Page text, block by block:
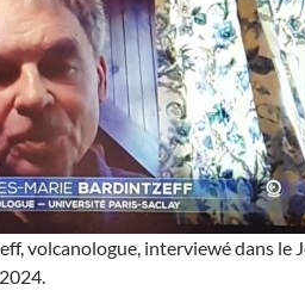
volcanologue, interviewé dans le